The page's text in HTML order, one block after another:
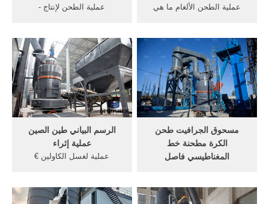
عملية الطحن لإنتاج -
ماكينات الصين في عملية
الطحن, الكسارة
المطرقةالكسارة المطرقة
صممه sks يناسب لإنتاج 0-3
ملم. ... صور ماكينة طحن قهوه
الاردن ...
عملية الطحن الألغام ما هي
محطم في الهند ما هي وظيفة
من مطحنة المطرقة في .
الباريت الألغام عملية شبكة
الحصول على السعر أ د الات
طحن البن
الرسم البياني طين الصين
عملية إثراء
عملية لغسل الكاولين €
الصين الصانع, عملية إثراء
مسحوق الجرافيت طحن
الكرة مطحنة خط
المغناطيسي فاصل
مسحوق الجرافيت محطم